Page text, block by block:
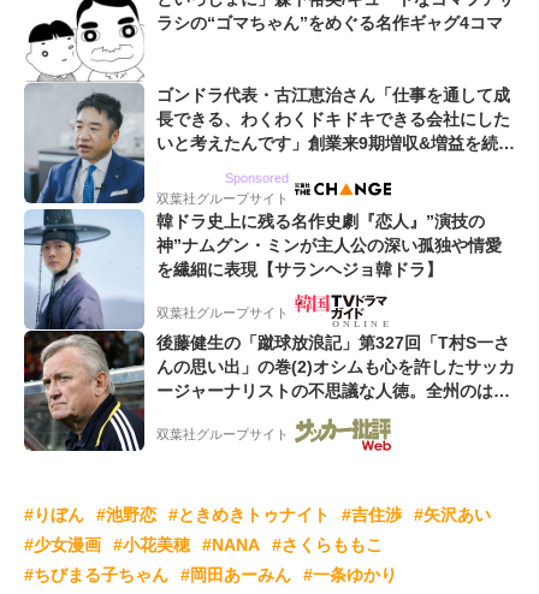
ラシの“ゴマちゃん”をめぐる名作ギャグ4コマ
ゴンドラ代表・古江恵治さん「仕事を通して成
長できる、わくわくドキドキできる会社にした
いと考えたんです」創業来9期増収&増益を続け
Sponsored
双葉社グループサイト
韓ドラ史上に残る名作史劇『恋人』”演技の
神”ナムグン・ミンが主人公の深い孤独や情愛
を繊細に表現【サランヘジョ韓ドラ】
双葉社グループサイト
後藤健生の「蹴球放浪記」第327回「T村S一さ
んの思い出」の巻(2)オシムも心を許したサッカ
ージャーナリストの不思議な人徳。全州のはず
が原州へ? 愛すべき男の“大迷子”伝説
双葉社グループサイト
#りぼん #池野恋 #ときめきトゥナイト #吉住渉
#矢沢あい
#少女漫画
#小花美穂 #NANA
#さくらももこ
#ちびまる子ちゃん
#岡田あーみん
#一条ゆかり